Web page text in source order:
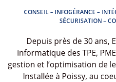
CONSEIL – INFOGÉRANCE –
SÉCURISATION –
Depuis près de 30 ans,
informatique des TPE,
gestion et l’optimisation de
Installée à Poissy, au